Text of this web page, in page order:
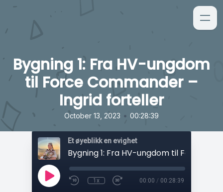
Bygning 1: Fra HV-ungdom
til Force Commander –
Ingrid forteller
October 13, 2023 • 00:28:39
Et øyeblikk en evighet
1x 00:00 / 00:28:39